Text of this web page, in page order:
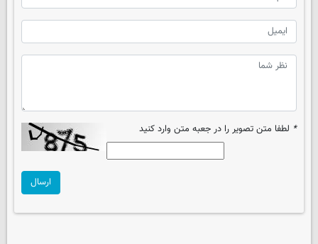
* لطفا متن تصویر را در جعبه متن وارد کنید
ارسال